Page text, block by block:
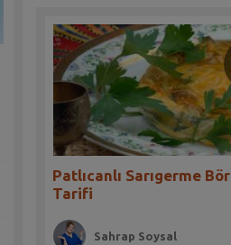
Patlıcanlı Sarıgerme
Tarifi
Sahrap Soysal